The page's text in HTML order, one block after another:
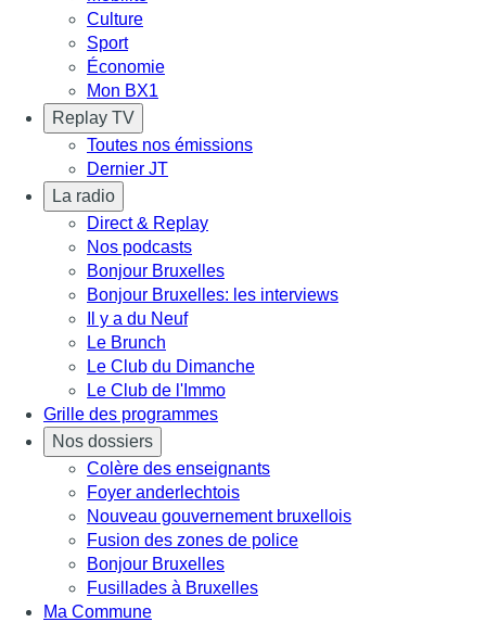
Culture
Sport
Économie
Mon BX1
Replay TV
Toutes nos émissions
Dernier JT
La radio
Direct & Replay
Nos podcasts
Bonjour Bruxelles
Bonjour Bruxelles: les interviews
Il y a du Neuf
Le Brunch
Le Club du Dimanche
Le Club de l'Immo
Grille des programmes
Nos dossiers
Colère des enseignants
Foyer anderlechtois
Nouveau gouvernement bruxellois
Fusion des zones de police
Bonjour Bruxelles
Fusillades à Bruxelles
Ma Commune